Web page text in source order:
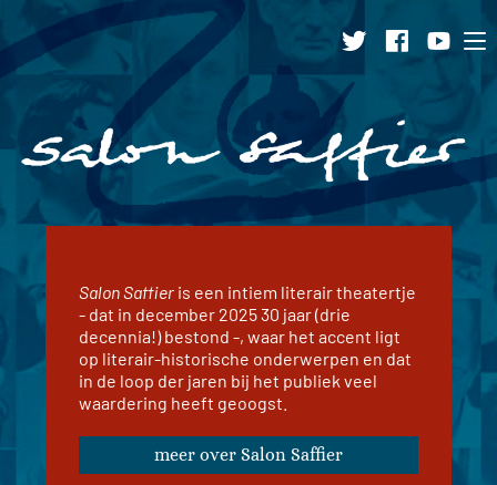
inhoud
Salon Saffier is een intiem literair theatertje
- dat in december 2025 30 jaar (drie
decennia!) bestond -, waar het accent ligt
op literair-historische onderwerpen en dat
in de loop der jaren bij het publiek veel
waardering heeft geoogst.
meer over Salon Saffier